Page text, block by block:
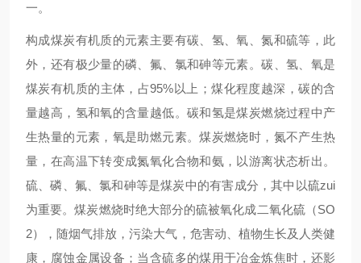
一。
构成煤炭有机质的元素主要有碳、氢、氧、氮和硫等，此
外，还有极少量的磷、氟、氯和砷等元素。碳、氢、氧是
煤炭有机质的主体，占95%以上；煤化程度越深，碳的含
量越高，氢和氧的含量越低。碳和氢是煤炭燃烧过程中产
生热量的元素，氧是助燃元素。煤炭燃烧时，氮不产生热
量，在高温下转变成氮氧化合物和氨，以游离状态析出。
硫、磷、氟、氯和砷等是煤炭中的有害成分，其中以硫zui
为重要。煤炭燃烧时绝大部分的硫被氧化成二氧化硫（SO
2），随烟气排放，污染大气，危害动、植物生长及人类健
康，腐蚀金属设备；当含硫多的煤用于冶金炼焦时，还影